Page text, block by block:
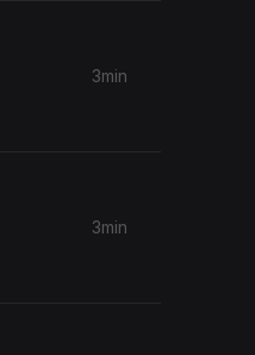
3min
3min